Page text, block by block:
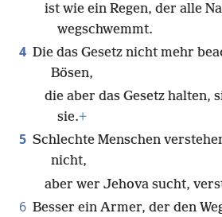
ist wie ein Regen, der alle
wegschwemmt.
4 Die das Gesetz nicht mehr
Bösen,
die aber das Gesetz halten,
sie.+
5 Schlechte Menschen
nicht,
aber wer Jehova sucht,
6 Besser ein Armer, der den